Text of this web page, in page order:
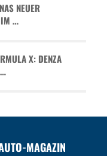
NEUER
IM …
X: DENZA
MAGAZIN